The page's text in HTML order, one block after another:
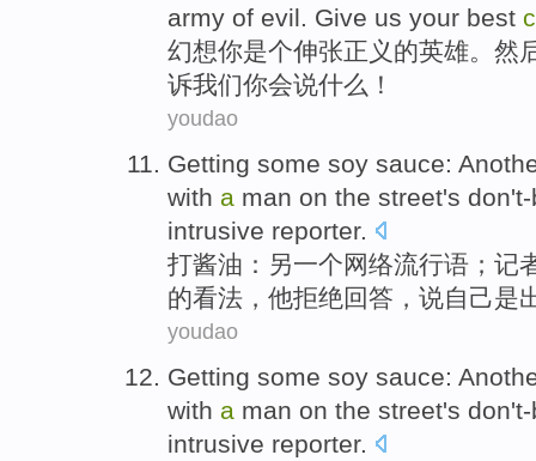
army of evil. Give us your best
幻想你是个伸张正义 的英雄。然
诉我们你会说什么！
youdao
Getting some soy sauce:
with a man on the street's
intrusive reporter.
打酱油 ： 另一个网络流行语 ； 记
的看法，他拒绝回答 ，说自己是
youdao
Getting some soy sauce:
with a man on the street's
intrusive reporter.